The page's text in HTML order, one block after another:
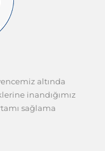
altında
inandığımız
sağlama